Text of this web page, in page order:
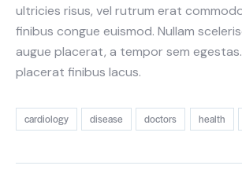
ultricies risus, vel rutrum erat
finibus congue euismod. Nullam
augue placerat, a tempor sem
placerat finibus lacus.
cardiology disease doctors health